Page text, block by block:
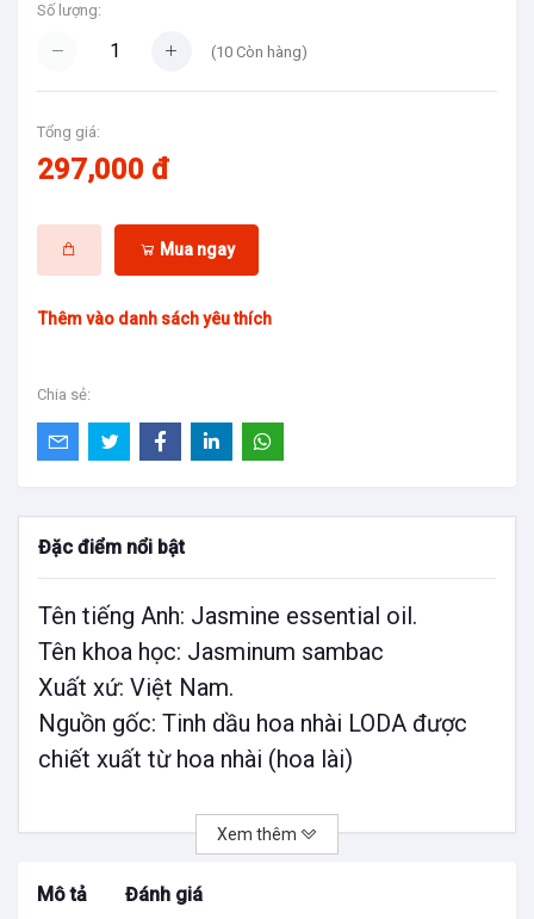
Số lượng:
(10 Còn hàng)
Tổng giá:
297,000 đ
Mua ngay
Thêm vào danh sách yêu thích
Chia sẻ:
Đặc điểm nổi bật
Tên tiếng Anh: Jasmine essential oil.
Tên khoa học: Jasminum sambac
Xuất xứ: Việt Nam.
Nguồn gốc: Tinh dầu hoa nhài LODA được
chiết xuất từ hoa nhài (hoa lài)
🌱Tinh dầu hoa nhài giúp giảm căng thẳng,
giấc ngủ ngon, là tinh dầu hằng đầu trong
Xem thêm
Mô tả Đánh giá